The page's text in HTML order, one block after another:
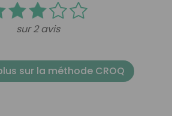
sur 2 avis
sur la méthode CROQ